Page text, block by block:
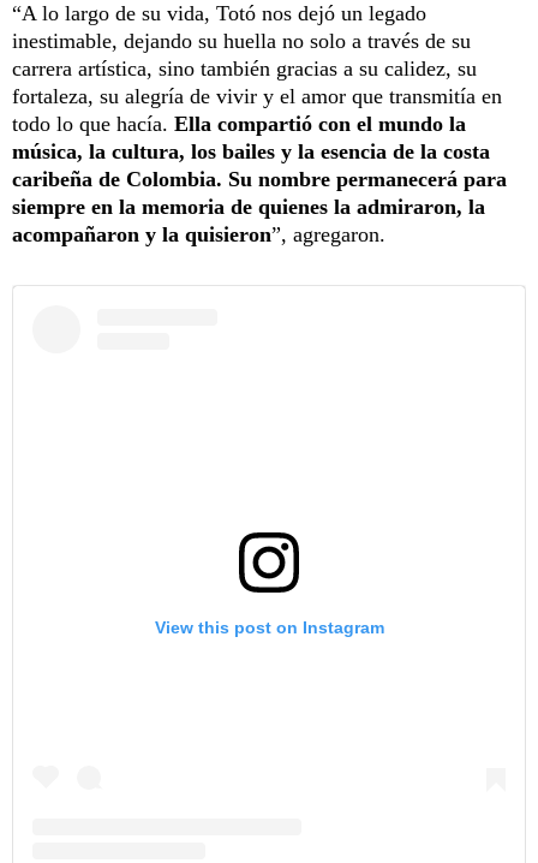
“A lo largo de su vida, Totó nos dejó un legado
inestimable, dejando su huella no solo a través de su
carrera artística, sino también gracias a su calidez, su
fortaleza, su alegría de vivir y el amor que transmitía en
todo lo que hacía. Ella compartió con el mundo la
música, la cultura, los bailes y la esencia de la costa
caribeña de Colombia. Su nombre permanecerá para
siempre en la memoria de quienes la admiraron, la
acompañaron y la quisieron”, agregaron.
View this post on Instagram